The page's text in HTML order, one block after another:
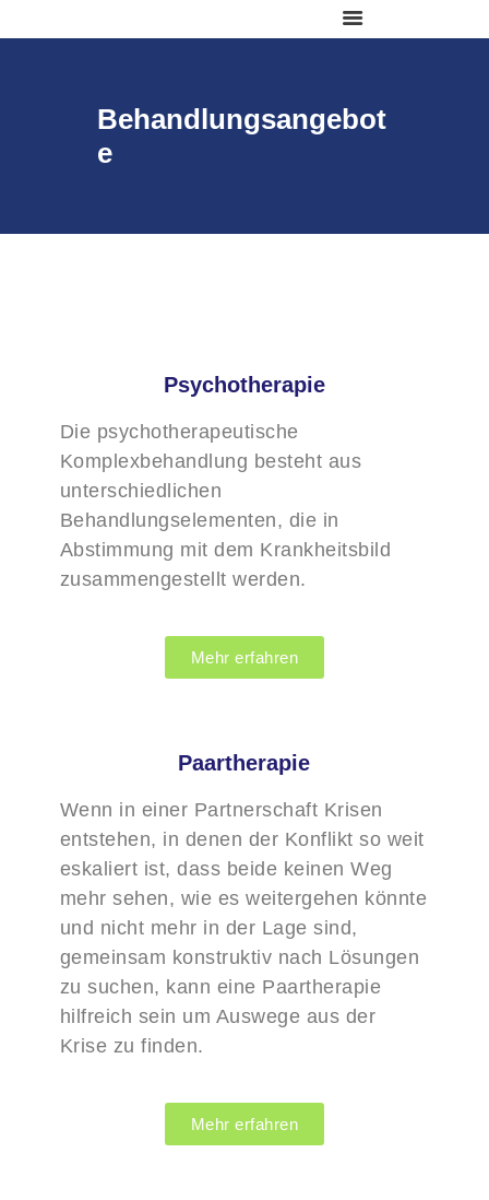
Behandlungsangebot
e
INFORMATIONENPsychotherapie
Die psychotherapeutische
Komplexbehandlung besteht aus
unterschiedlichen
Behandlungselementen, die in
Abstimmung mit dem Krankheitsbild
zusammengestellt werden.
Mehr erfahren
Paartherapie
Wenn in einer Partnerschaft Krisen
entstehen, in denen der Konflikt so weit
eskaliert ist, dass beide keinen Weg
mehr sehen, wie es weitergehen könnte
und nicht mehr in der Lage sind,
gemeinsam konstruktiv nach Lösungen
zu suchen, kann eine Paartherapie
hilfreich sein um Auswege aus der
Krise zu finden.
Mehr erfahren